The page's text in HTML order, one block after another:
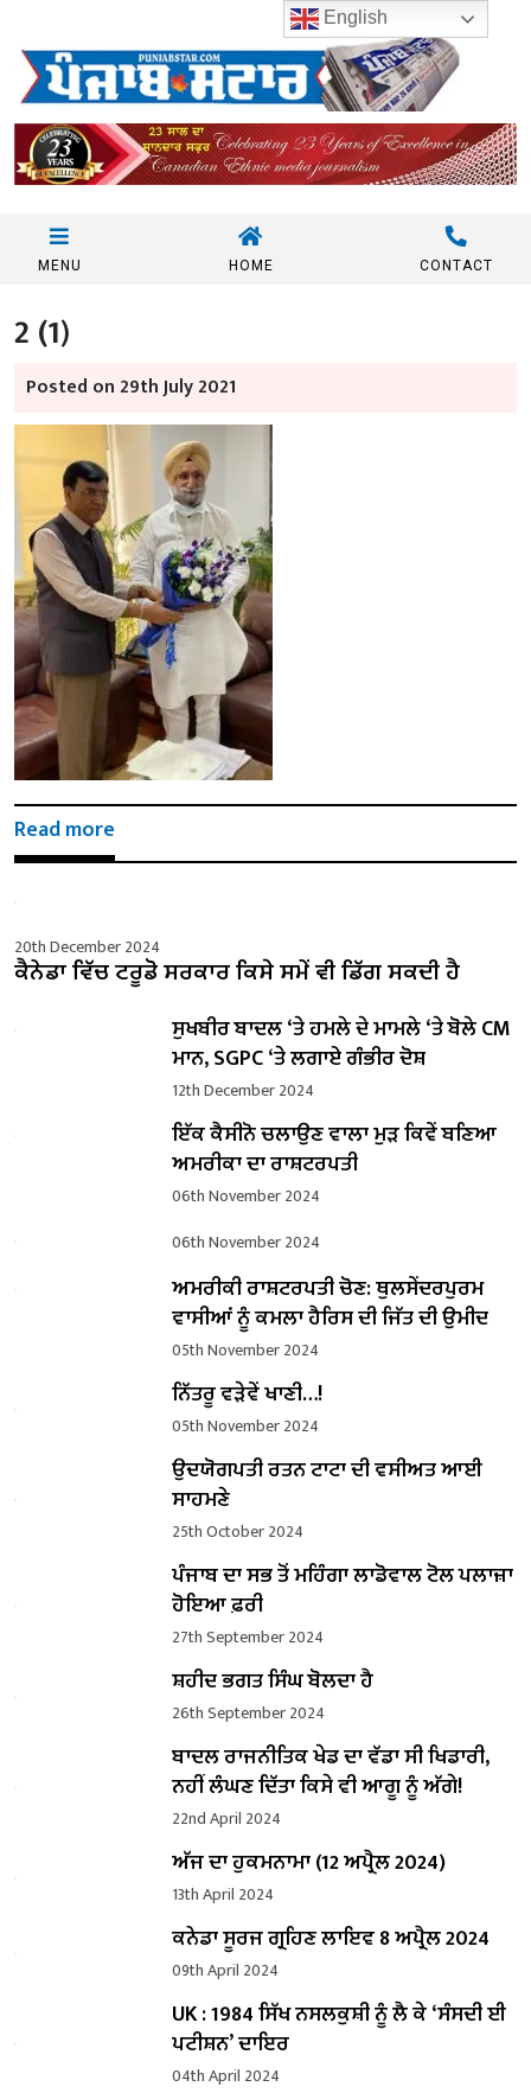
MENU HOME CONTACT
2 (1)
Posted on 29th July 2021
Read more
20th December 2024
ਕੈਨੇਡਾ ਵਿੱਚ ਟਰੂਡੋ ਸਰਕਾਰ ਕਿਸੇ ਸਮੇਂ ਵੀ ਡਿੱਗ ਸਕਦੀ ਹੈ
ਸੁਖਬੀਰ ਬਾਦਲ ‘ਤੇ ਹਮਲੇ ਦੇ ਮਾਮਲੇ ‘ਤੇ ਬੋਲੇ ​​CM
ਮਾਨ, SGPC ‘ਤੇ ਲਗਾਏ ਗੰਭੀਰ ਦੋਸ਼
12th December 2024
ਇੱਕ ਕੈਸੀਨੋ ਚਲਾਉਣ ਵਾਲਾ ਮੁੜ ਕਿਵੇਂ ਬਣਿਆ
ਅਮਰੀਕਾ ਦਾ ਰਾਸ਼ਟਰਪਤੀ
06th November 2024
06th November 2024
ਅਮਰੀਕੀ ਰਾਸ਼ਟਰਪਤੀ ਚੋਣ: ਥੁਲਸੇਂਦਰਪੁਰਮ
ਵਾਸੀਆਂ ਨੂੰ ਕਮਲਾ ਹੈਰਿਸ ਦੀ ਜਿੱਤ ਦੀ ਉਮੀਦ
05th November 2024
ਨਿੱਤਰੂ ਵੜੇਵੇਂ ਖਾਣੀ…!
05th November 2024
ਉਦਯੋਗਪਤੀ ਰਤਨ ਟਾਟਾ ਦੀ ਵਸੀਅਤ ਆਈ
ਸਾਹਮਣੇ
25th October 2024
ਪੰਜਾਬ ਦਾ ਸਭ ਤੋਂ ਮਹਿੰਗਾ ਲਾਡੋਵਾਲ ਟੋਲ ਪਲਾਜ਼ਾ
ਹੋਇਆ ਫ਼ਰੀ
27th September 2024
ਸ਼ਹੀਦ ਭਗਤ ਸਿੰਘ ਬੋਲਦਾ ਹੈ
26th September 2024
ਬਾਦਲ ਰਾਜਨੀਤਿਕ ਖੇਡ ਦਾ ਵੱਡਾ ਸੀ ਖਿਡਾਰੀ,
ਨਹੀਂ ਲੰਘਣ ਦਿੱਤਾ ਕਿਸੇ ਵੀ ਆਗੂ ਨੂੰ ਅੱਗੇ!
22nd April 2024
ਅੱਜ ਦਾ ਹੁਕਮਨਾਮਾ (12 ਅਪ੍ਰੈਲ 2024)
13th April 2024
ਕਨੇਡਾ ਸੂਰਜ ਗ੍ਰਹਿਣ ਲਾਇਵ 8 ਅਪ੍ਰੈਲ 2024
09th April 2024
UK : 1984 ਸਿੱਖ ਨਸਲਕੁਸ਼ੀ ਨੂੰ ਲੈ ਕੇ ‘ਸੰਸਦੀ ਈ
ਪਟੀਸ਼ਨ’ ਦਾਇਰ
04th April 2024
English